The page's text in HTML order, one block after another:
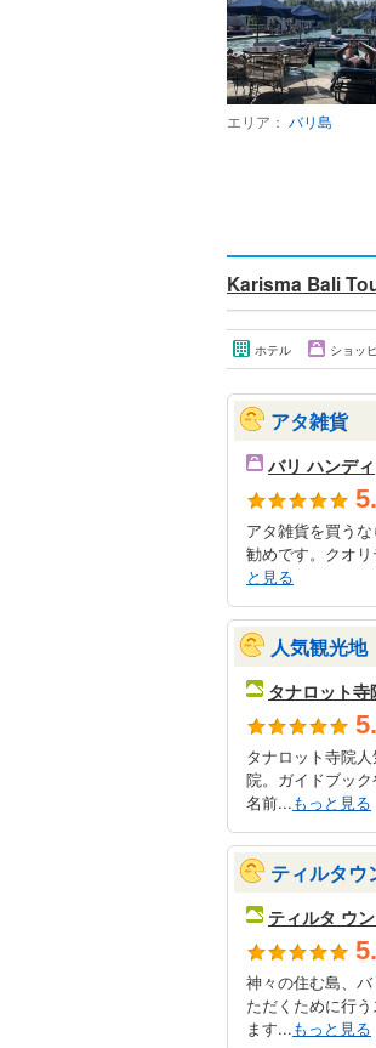
エリア： バリ島
Karisma Bali
ホテル ショッ
アタ雑貨
バリ ハンディ
アタ雑貨を買う
勧めです。クオ
と見る
人気観光
タナロット寺
タナロット寺院
院。ガイドブッ
名前...もっと見る
ティルタウ
ティルタ ウ
神々の住む島、
ただくために行
ます...もっと見る